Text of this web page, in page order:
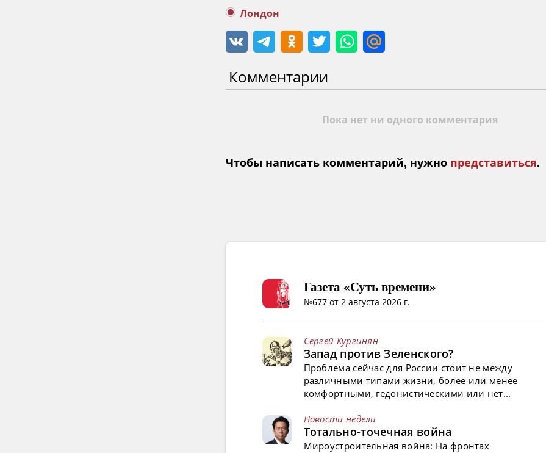
Лондон
Комментарии
Пока нет ни одного комментария
Чтобы написать комментарий, нужно представиться.
Газета «Суть времени»
№677 от 2 августа 2026 г.
Сергей Кургинян
Запад против Зеленского?
Проблема сейчас для России стоит не между
различными типами жизни, более или менее
комфортными, гедонистическими или нет...
Новости недели
Тотально-точечная война
Мироустроительная война: На фронтах